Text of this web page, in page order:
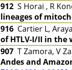
912 S Horai , R
lineages of
916 Cartier L,
of HTLV-I/II in the
907 T Zamora, V
Andes and